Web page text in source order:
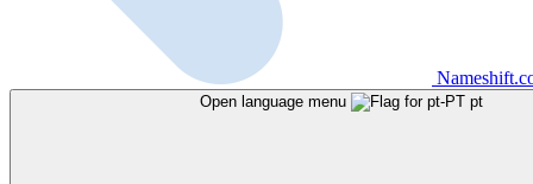
Open language menu pt